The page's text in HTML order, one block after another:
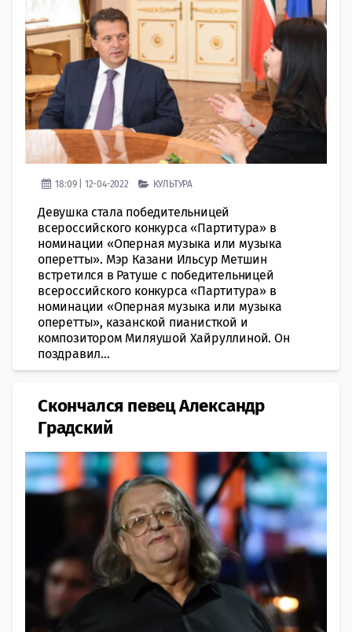
18:09 | 12-04-2022 КУЛЬТУРА
Девушка стала победительницей
всероссийского конкурса «Партитура» в
номинации «Оперная музыка или музыка
оперетты». Мэр Казани Ильсур Метшин
встретился в Ратуше с победительницей
всероссийского конкурса «Партитура» в
номинации «Оперная музыка или музыка
оперетты», казанской пианисткой и
композитором Миляушой Хайруллиной. Он
поздравил...
Скончался певец Александр
Градский